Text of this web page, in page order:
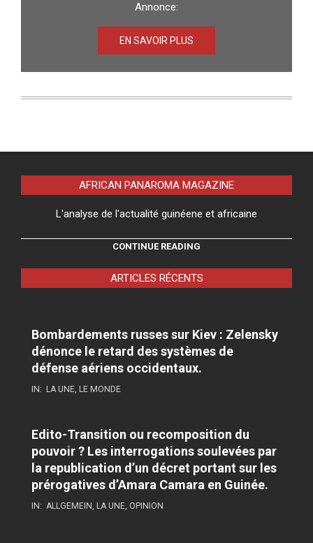
Annonce:
EN SAVOIR PLUS
AFRICAN PANAROMA MAGAZINE
L'analyse de l'actualité guinéene et africaine
CONTINUE READING
ARTICLES RÉCENTS
Bombardements russes sur Kiev : Zelensky
dénonce le retard des systèmes de
défense aériens occidentaux.
IN: LA UNE, LE MONDE
Edito-Transition ou recomposition du
pouvoir ? Les interrogations soulevées par
la republication d’un décret portant sur les
prérogatives d’Amara Camara en Guinée.
IN: ALLGEMEIN, LA UNE, OPINION